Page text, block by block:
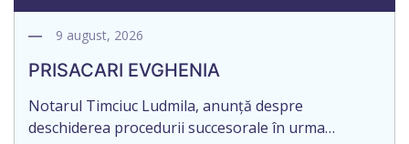
9 august, 2026
PRISACARI EVGHENIA
Notarul Timciuc Ludmila, anunță despre
deschiderea procedurii succesorale în urma